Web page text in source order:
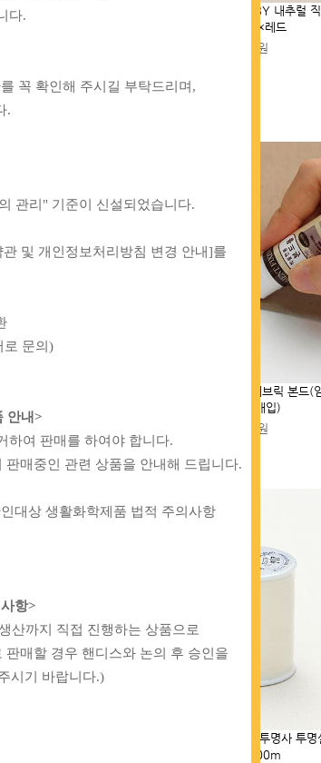
다.
꼭 확인해 주시길 부탁드리며,
.
관리" 기준이 신설되었습니다.
및 개인정보처리방침 변경 안내]를
로 문의)
안내>
하여 판매를 하여야 합니다.
매중인 관련 상품을 안내해 드립니다.
대상 생활화학제품 법적 주의사항
항>
산까지 직접 진행하는 상품으로
매할 경우 핸디스와 논의 후 승인을
시기 바랍니다.)
아이론 매트(다리미 스펀
지)_120X50cm
72-731 MADE BY 내추럴
벨_베이지×레드
1,400원
12,000원
50-361 울트라 패브릭 본드(
정용) (2개입)
2,000원
88-416 [후직스] 투명사 투명
일론실 300m